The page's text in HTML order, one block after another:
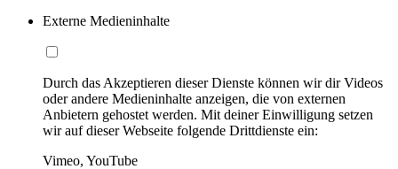
Externe Medieninhalte
Durch das Akzeptieren dieser Dienste können wir dir Videos
oder andere Medieninhalte anzeigen, die von externen
Anbietern gehostet werden. Mit deiner Einwilligung setzen
wir auf dieser Webseite folgende Drittdienste ein:
Vimeo, YouTube